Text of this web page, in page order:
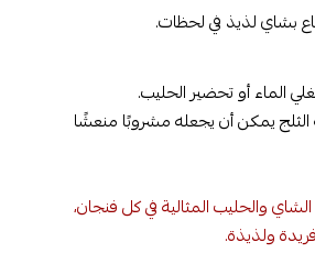
بشاي لذيذ في لحظات.
الماء أو تحضير الحليب.
الثلج يمكن أن يجعله مشروبًا منعشًا
والحليب المثالية في كل فنجان،
ولذيذة.